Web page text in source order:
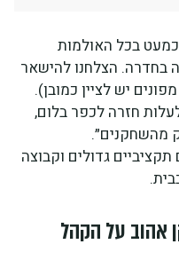
בכל האולמות
הצלחנו להישאר
יש לציין כמובן).
חזרה לכפר בלום,
מהשחקנים״.
גדולים וקבוצה
אהוב על הקהל